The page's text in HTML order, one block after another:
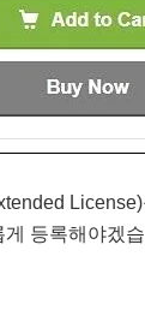
등록해야겠